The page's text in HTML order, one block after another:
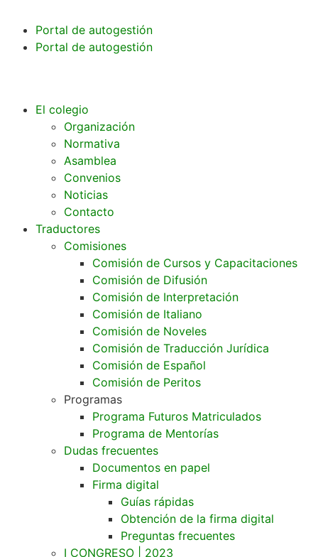
Portal de autogestión
Portal de autogestión
El colegio
Organización
Normativa
Asamblea
Convenios
Noticias
Contacto
Traductores
Comisiones
Comisión de Cursos y Capacitaciones
Comisión de Difusión
Comisión de Interpretación
Comisión de Italiano
Comisión de Noveles
Comisión de Traducción Jurídica
Comisión de Español
Comisión de Peritos
Programas
Programa Futuros Matriculados
Programa de Mentorías
Dudas frecuentes
Documentos en papel
Firma digital
Guías rápidas
Obtención de la firma digital
Preguntas frecuentes
I CONGRESO | 2023